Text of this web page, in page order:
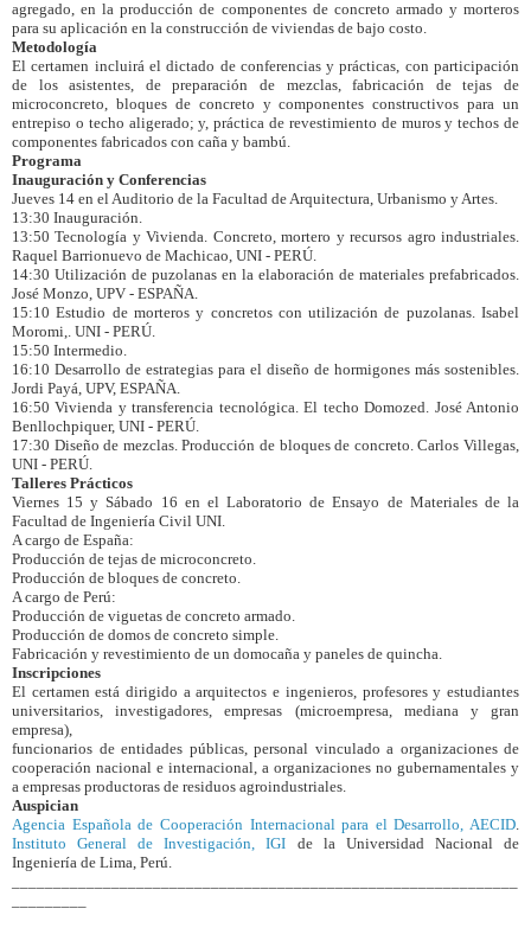
agregado, en la producción de componentes de concreto armado y morteros
para su aplicación en la construcción de viviendas de bajo costo.
Metodología
El certamen incluirá el dictado de conferencias y prácticas, con participación
de los asistentes, de preparación de mezclas, fabricación de tejas de
microconcreto, bloques de concreto y componentes constructivos para un
entrepiso o techo aligerado; y, práctica de revestimiento de muros y techos de
componentes fabricados con caña y bambú.
Programa
Inauguración y Conferencias
Jueves 14 en el Auditorio de la Facultad de Arquitectura, Urbanismo y Artes.
13:30 Inauguración.
13:50 Tecnología y Vivienda. Concreto, mortero y recursos agro industriales.
Raquel Barrionuevo de Machicao, UNI - PERÚ.
14:30 Utilización de puzolanas en la elaboración de materiales prefabricados.
José Monzo, UPV - ESPAÑA.
15:10 Estudio de morteros y concretos con utilización de puzolanas. Isabel
Moromi,. UNI - PERÚ.
15:50 Intermedio.
16:10 Desarrollo de estrategias para el diseño de hormigones más sostenibles.
Jordi Payá, UPV, ESPAÑA.
16:50 Vivienda y transferencia tecnológica. El techo Domozed. José Antonio
Benllochpiquer, UNI - PERÚ.
17:30 Diseño de mezclas. Producción de bloques de concreto. Carlos Villegas,
UNI - PERÚ.
Talleres Prácticos
Viernes 15 y Sábado 16 en el Laboratorio de Ensayo de Materiales de la
Facultad de Ingeniería Civil UNI.
A cargo de España:
Producción de tejas de microconcreto.
Producción de bloques de concreto.
A cargo de Perú:
Producción de viguetas de concreto armado.
Producción de domos de concreto simple.
Fabricación y revestimiento de un domocaña y paneles de quincha.
Inscripciones
El certamen está dirigido a arquitectos e ingenieros, profesores y estudiantes
universitarios, investigadores, empresas (microempresa, mediana y gran
empresa),
funcionarios de entidades públicas, personal vinculado a organizaciones de
cooperación nacional e internacional, a organizaciones no gubernamentales y
a empresas productoras de residuos agroindustriales.
Auspician
Agencia Española de Cooperación Internacional para el Desarrollo, AECID.
Instituto General de Investigación, IGI
de la Universidad Nacional de
Ingeniería de Lima, Perú.